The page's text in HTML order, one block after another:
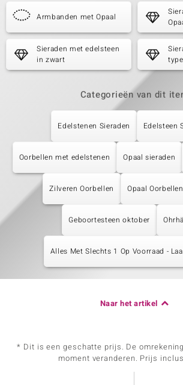
Armbanden met Opaal
Sieraden met edelsteen
in zwart
Categorieën van dit
Edelstenen Sieraden Edelsteen
Oorbellen met edelstenen Opaal sieraden
Zilveren Oorbellen Opaal Oorbellen
Geboortesteen oktober
Alles Met Slechts 1 Op Voorraad -
Naar het artikel
* Dit is een geschatte prijs. De
moment veranderen. Prijs